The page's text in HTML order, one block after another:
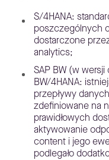
S/4HANA:
poszczególnych
dostarczone
analytics;
SAP BW (w wersji
BW/4HANA:
przepływy
zdefiniowane na
prawidłowych
aktywowanie
content i jego
podlegało